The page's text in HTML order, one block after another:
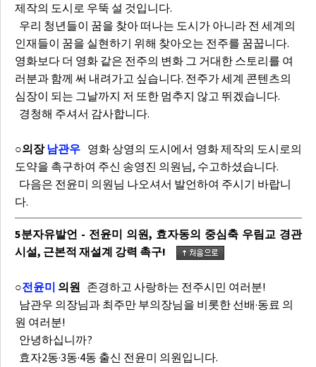
제작의 도시로 우뚝 설 것입니다.
우리 청년들이 꿈을 찾아 떠나는 도시가 아니라 전 세계의
인재들이 꿈을 실현하기 위해 찾아오는 전주를 꿈꿉니다.
영화보다 더 영화 같은 전주의 변화 그 거대한 스토리를 여
러분과 함께 써 내려가고 싶습니다. 전주가 세계 콘텐츠의
심장이 되는 그날까지 저 또한 멈추지 않고 뛰겠습니다.
경청해 주셔서 감사합니다.
○의장남관우 영화 상영의 도시에서 영화 제작의 도시로의
도약을 촉구하여 주신 송영진 의원님, 수고하셨습니다.
다음은 전윤미 의원님 나오셔서 발언하여 주시기 바랍니
다.
5분자유발언 - 전윤미 의원, 효자동의 중심축 우림교 경관
시설, 근본적 재설계 강력 촉구!
○전윤미 의원 존경하고 사랑하는 전주시민 여러분!
남관우 의장님과 최주만 부의장님을 비롯한 선배·동료 의
원 여러분!
안녕하십니까?
효자2동·3동·4동 출신 전윤미 의원입니다.